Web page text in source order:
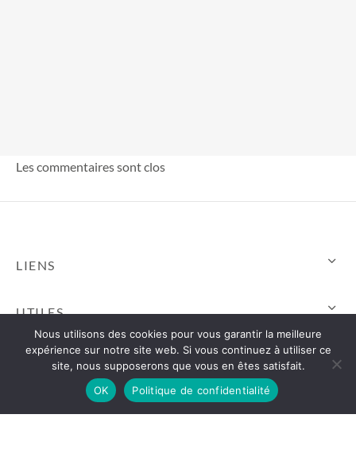
Les commentaires sont clos
LIENS
UTILES
SUIVEZ-NOUS
Nous utilisons des cookies pour vous garantir la meilleure
expérience sur notre site web. Si vous continuez à utiliser ce
site, nous supposerons que vous en êtes satisfait.
OK
Politique de confidentialité